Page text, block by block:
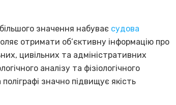
значення набуває судова
отримати об’єктивну інформацію про
цивільних та адміністративних
аналізу та фізіологічного
значно підвищує якість